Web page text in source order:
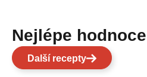
Nejlépe
Další recepty